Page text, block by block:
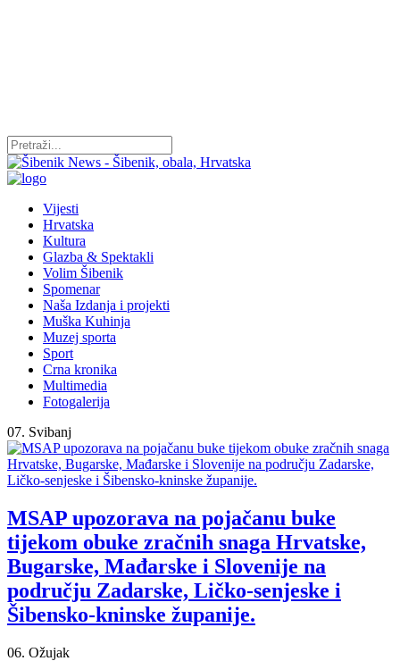
Vijesti
Hrvatska
Kultura
Glazba & Spektakli
Volim Šibenik
Spomenar
Naša Izdanja i projekti
Muška Kuhinja
Muzej sporta
Sport
Crna kronika
Multimedia
Fotogalerija
07. Svibanj
MSAP upozorava na pojačanu buke
tijekom obuke zračnih snaga Hrvatske,
Bugarske, Mađarske i Slovenije na
području Zadarske, Ličko-senjeske i
Šibensko-kninske županije.
06. Ožujak